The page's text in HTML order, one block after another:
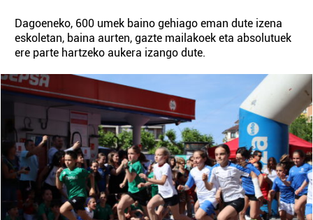
Dagoeneko, 600 umek baino gehiago eman dute izena
eskoletan, baina aurten, gazte mailakoek eta absolutuek
ere parte hartzeko aukera izango dute.